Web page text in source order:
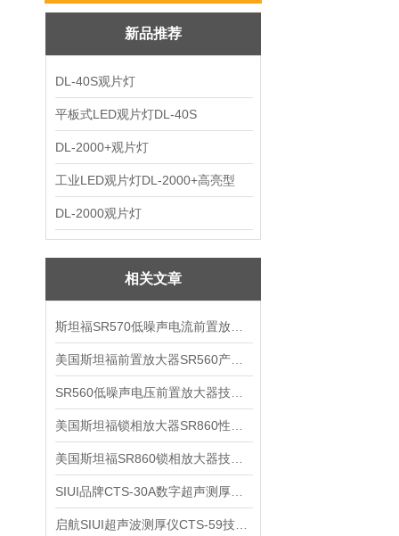
新品推荐
DL-40S观片灯
平板式LED观片灯DL-40S
DL-2000+观片灯
工业LED观片灯DL-2000+高亮型
DL-2000观片灯
相关文章